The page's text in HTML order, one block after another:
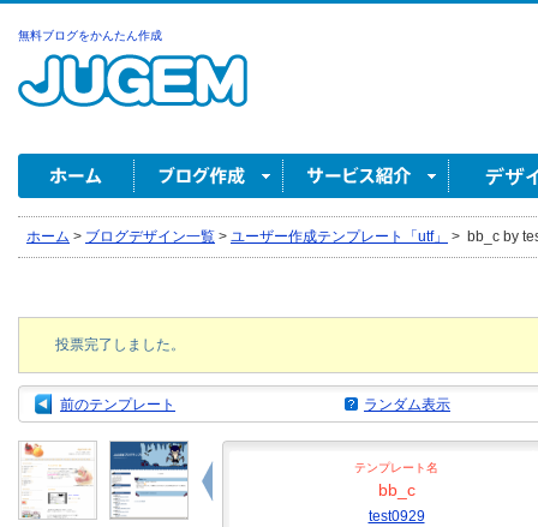
無料ブログをかんたん作成
ホーム > ブログデザイン一覧 > ユーザー作成テンプレート「utf」 > bb_c by
投票完了しました。
前のテンプレート ランダム表示
テンプレート名
bb_c
test0929